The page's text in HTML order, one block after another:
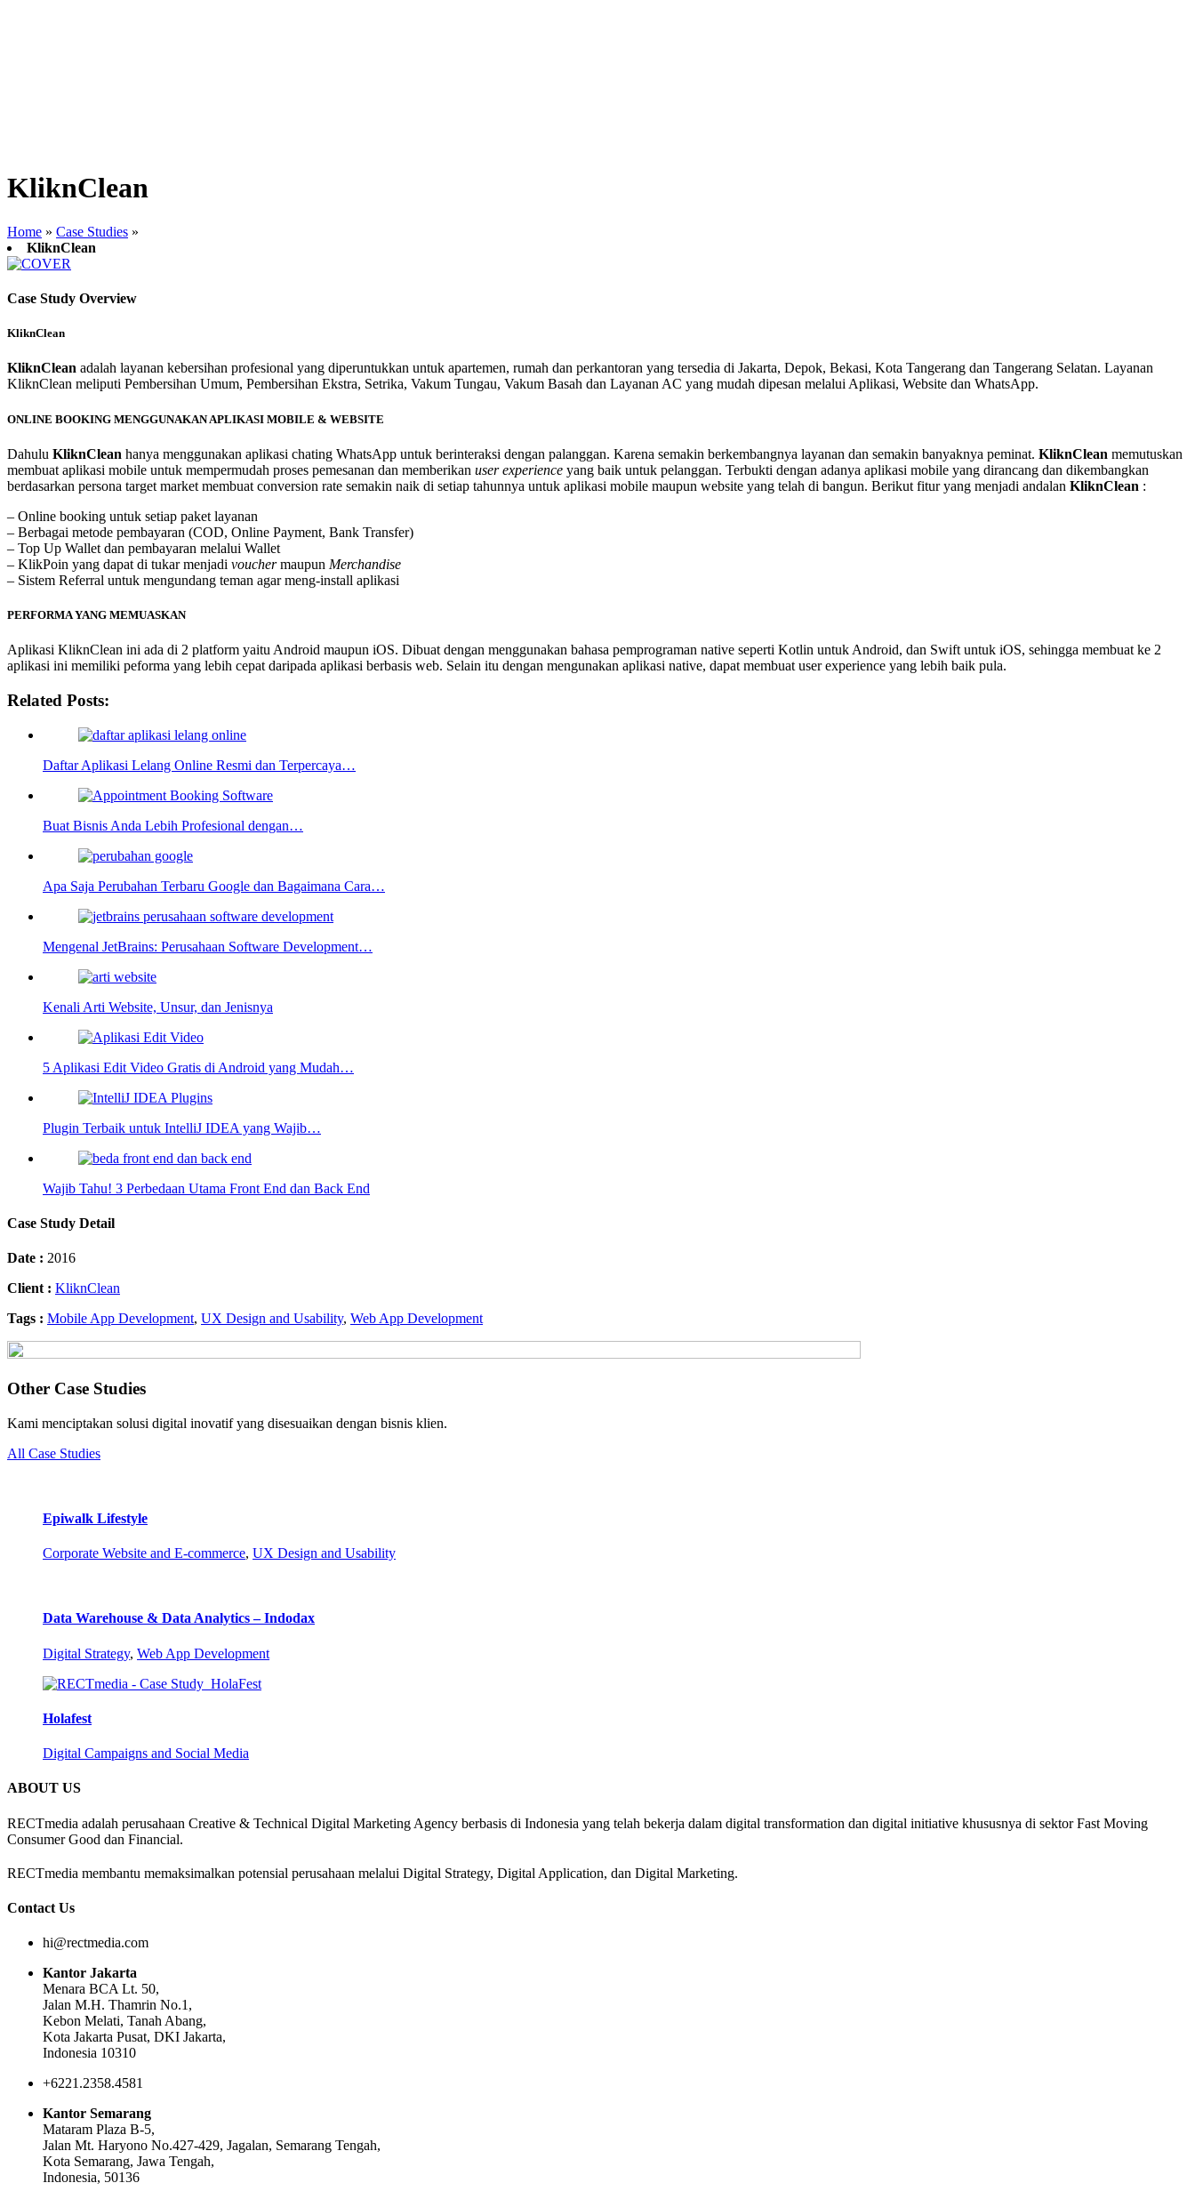
KliknClean
Home » Case Studies »
KliknClean
Case Study Overview
KliknClean
KliknClean adalah layanan kebersihan profesional yang diperuntukkan untuk apartemen, rumah dan perkantoran yang tersedia di Jakarta, Depok, Bekasi, Kota Tangerang dan Tangerang Selatan. Layanan
KliknClean meliputi Pembersihan Umum, Pembersihan Ekstra, Setrika, Vakum Tungau, Vakum Basah dan Layanan AC yang mudah dipesan melalui Aplikasi, Website dan WhatsApp.
ONLINE BOOKING MENGGUNAKAN APLIKASI MOBILE & WEBSITE
Dahulu KliknClean hanya menggunakan aplikasi chating WhatsApp untuk berinteraksi dengan palanggan. Karena semakin berkembangnya layanan dan semakin banyaknya peminat. KliknClean memutuskan
membuat aplikasi mobile untuk mempermudah proses pemesanan dan memberikan user experience yang baik untuk pelanggan. Terbukti dengan adanya aplikasi mobile yang dirancang dan dikembangkan
berdasarkan persona target market membuat conversion rate semakin naik di setiap tahunnya untuk aplikasi mobile maupun website yang telah di bangun. Berikut fitur yang menjadi andalan KliknClean :
– Online booking untuk setiap paket layanan
– Berbagai metode pembayaran (COD, Online Payment, Bank Transfer)
– Top Up Wallet dan pembayaran melalui Wallet
– KlikPoin yang dapat di tukar menjadi vouchermaupun Merchandise
– Sistem Referral untuk mengundang teman agar meng-install aplikasi
PERFORMA YANG MEMUASKAN
Aplikasi KliknClean ini ada di 2 platform yaitu Android maupun iOS. Dibuat dengan menggunakan bahasa pemprograman native seperti Kotlin untuk Android, dan Swift untuk iOS, sehingga membuat ke 2
aplikasi ini memiliki peforma yang lebih cepat daripada aplikasi berbasis web. Selain itu dengan mengunakan aplikasi native, dapat membuat user experience yang lebih baik pula.
Related Posts:
Daftar Aplikasi Lelang Online Resmi dan Terpercaya…
Buat Bisnis Anda Lebih Profesional dengan…
Apa Saja Perubahan Terbaru Google dan Bagaimana Cara…
Mengenal JetBrains: Perusahaan Software Development…
Kenali Arti Website, Unsur, dan Jenisnya
5 Aplikasi Edit Video Gratis di Android yang Mudah…
Plugin Terbaik untuk IntelliJ IDEA yang Wajib…
Wajib Tahu! 3 Perbedaan Utama Front End dan Back End
Case Study Detail
Date : 2016
Client : KliknClean
Tags : Mobile App Development, UX Design and Usability, Web App Development
Other Case Studies
Kami menciptakan solusi digital inovatif yang disesuaikan dengan bisnis klien.
All Case Studies
Epiwalk Lifestyle
Corporate Website and E-commerce, UX Design and Usability
Data Warehouse & Data Analytics – Indodax
Digital Strategy, Web App Development
Holafest
Digital Campaigns and Social Media
ABOUT US
RECTmedia adalah perusahaan Creative & Technical Digital Marketing Agency berbasis di Indonesia yang telah bekerja dalam digital transformation dan digital initiative khususnya di sektor Fast Moving
Consumer Good dan Financial.
RECTmedia membantu memaksimalkan potensial perusahaan melalui Digital Strategy, Digital Application, dan Digital Marketing.
Contact Us
hi@rectmedia.com
Kantor Jakarta
Menara BCA Lt. 50,
Jalan M.H. Thamrin No.1,
Kebon Melati, Tanah Abang,
Kota Jakarta Pusat, DKI Jakarta,
Indonesia 10310
+6221.2358.4581
Kantor Semarang
Mataram Plaza B-5,
Jalan Mt. Haryono No.427-429, Jagalan, Semarang Tengah,
Kota Semarang, Jawa Tengah,
Indonesia, 50136